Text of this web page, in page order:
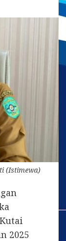
(Istimewa)
2025